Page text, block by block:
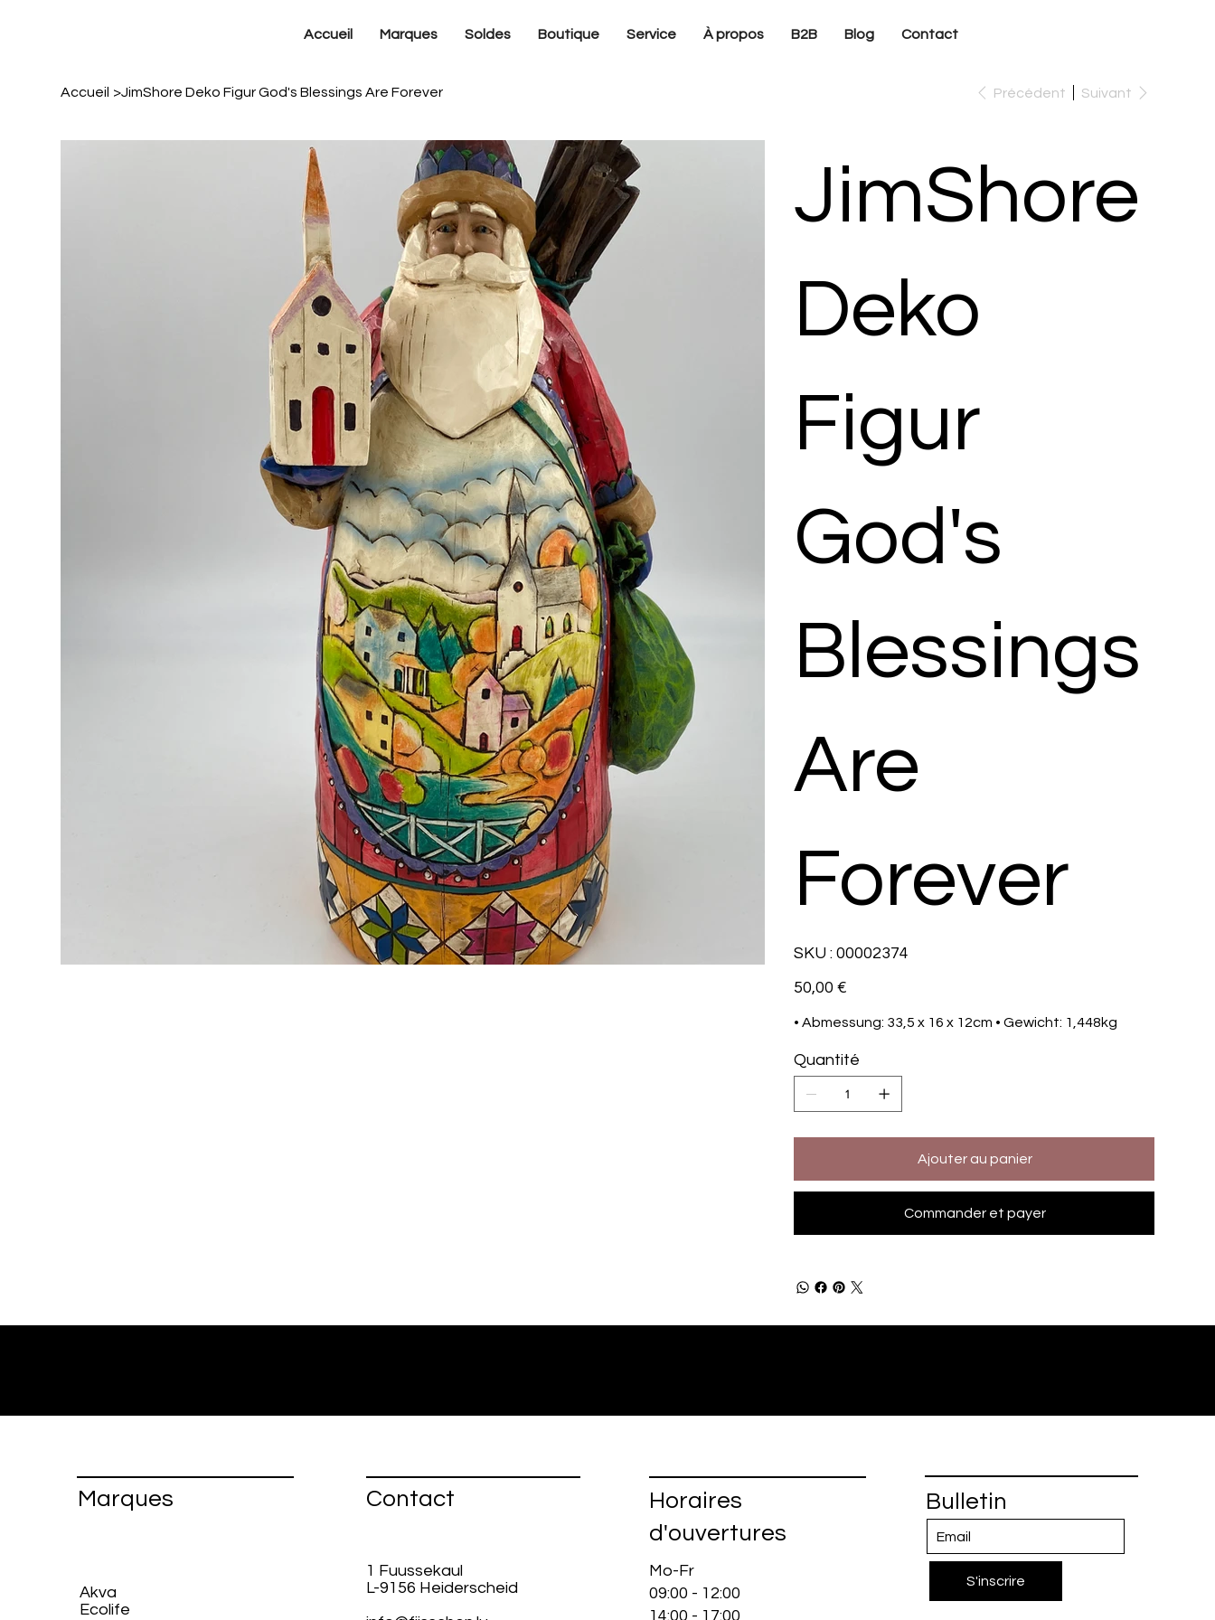
Accueil Marques Soldes Boutique Service À propos B2B Blog Contact
Accueil >JimShore Deko Figur God's Blessings Are Forever Précédent Suivant
JimShore
Deko
Figur
God's
Blessings
Are
Forever
SKU : SKU
00002374
00002374
Prix
50,00 €
• Abmessung: 33,5 x 16 x 12cm • Gewicht: 1,448kg
Quantité
Ajouter au panier
Commander et payer
Marques
Akva
Ecolife​
Contact
1 Fuussekaul
L-9156 Heiderscheid
Horaires
d'ouvertures
Mo-Fr
09:00 - 12:00
14:00 - 17:00
Bulletin
S'inscrire